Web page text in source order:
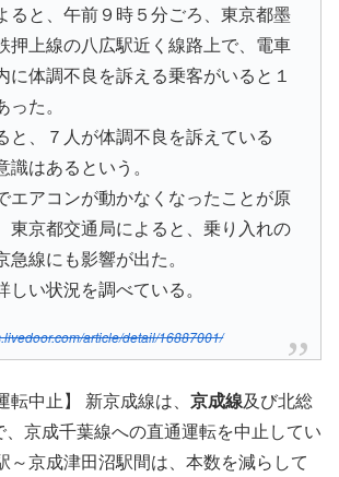
ると、午前９時５分ごろ、東京都墨
押上線の八広駅近く線路上で、電車
に体調不良を訴える乗客がいると１
た。
と、７人が体調不良を訴えている
はあるという。
エアコンが動かなくなったことが原
東京都交通局によると、乗り入れの
線にも影響が出た。
い状況を調べている。
article/detail/16887001/
転中止】 新京成線は、 京成線及び北総
京成千葉線への直通運転を中止してい
～京成津田沼駅間は、本数を減らして